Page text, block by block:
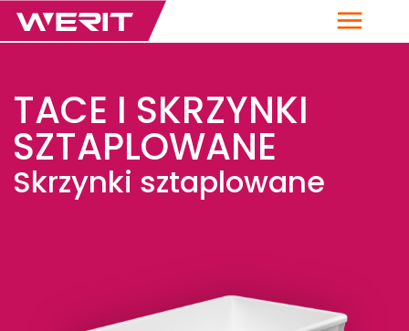
Menu
TACE I SKRZYNKI
SZTAPLOWANE
Skrzynki sztaplowane